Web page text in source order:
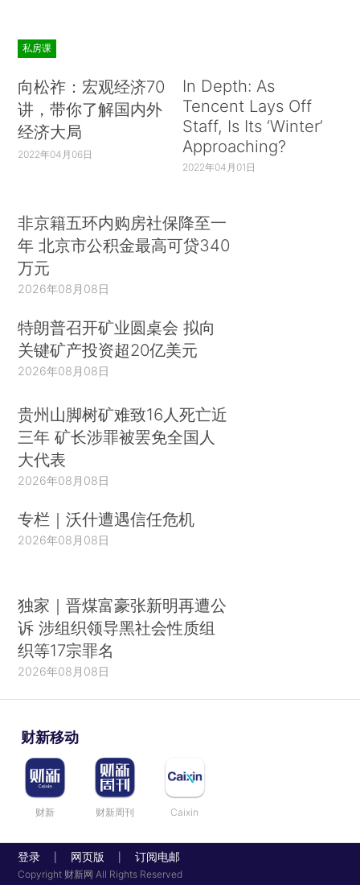
私房课
向松祚：宏观经济70
讲，带你了解国内外
经济大局
2022年04月06日
In Depth: As
Tencent Lays Off
Staff, Is Its ‘Winter’
Approaching?
2022年04月01日
非京籍五环内购房社保降至一
年 北京市公积金最高可贷340
万元
2026年08月08日
特朗普召开矿业圆桌会 拟向
关键矿产投资超20亿美元
2026年08月08日
贵州山脚树矿难致16人死亡近
三年 矿长涉罪被罢免全国人
大代表
2026年08月08日
专栏｜沃什遭遇信任危机
2026年08月08日
独家｜晋煤富豪张新明再遭公
诉 涉组织领导黑社会性质组
织等17宗罪名
2026年08月08日
财新移动
财新 财新周刊 Caixin
登录 网页版 订阅电邮
Copyright 财新网 All Rights Reserved